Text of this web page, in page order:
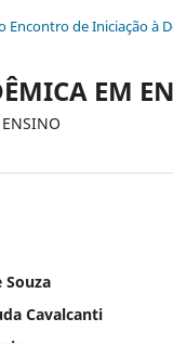
Encontro de Iniciação à
EM
Souza
Cavalcanti